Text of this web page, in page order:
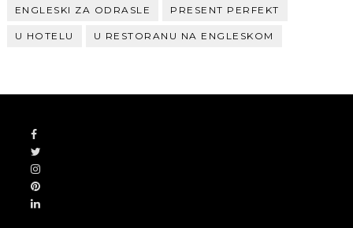
ENGLESKI ZA ODRASLE PRESENT PERFEKT
U HOTELU U RESTORANU NA ENGLESKOM